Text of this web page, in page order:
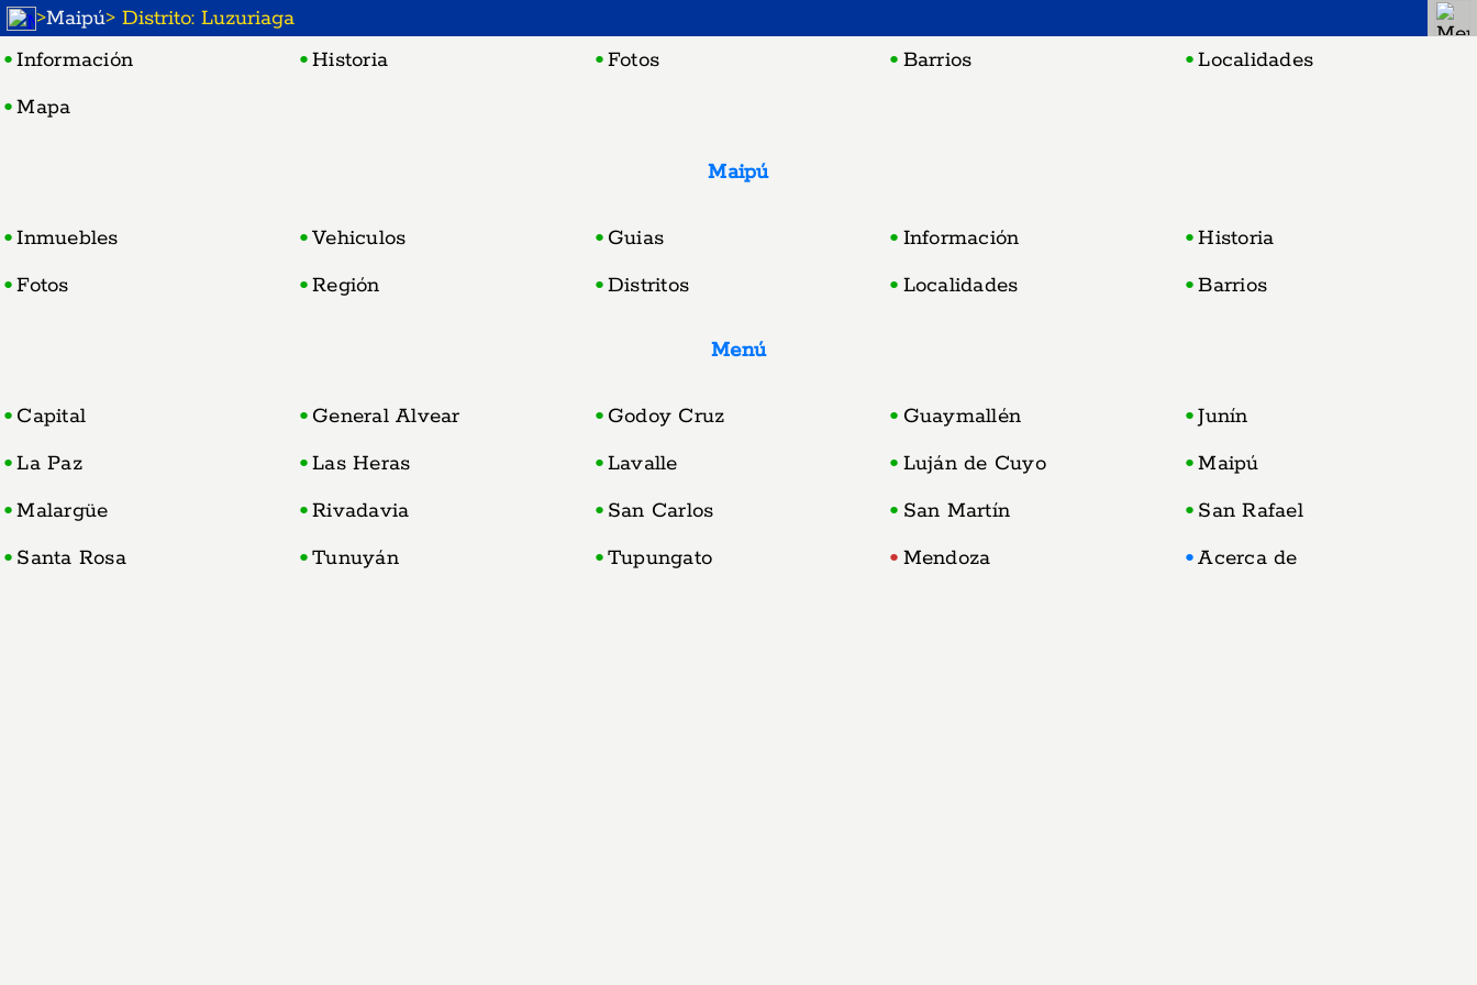
>Maipú> Distrito: Luzuriaga
Información
Historia Fotos Barrios
Localidades
Mapa
Maipú
Inmuebles Vehiculos Guias Información
Historia
Fotos
Región Distritos Localidades Barrios
Menú
Capital General Alvear Godoy Cruz Guaymallén
Junín
La Paz
Las Heras Lavalle Luján de Cuyo
Maipú
Malargüe
Rivadavia San Carlos San Martín
San Rafael
Santa Rosa
Tunuyán Tupungato Mendoza Acerca de